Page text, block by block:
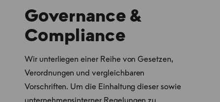
Governance &
Compliance
Wir unterliegen einer Reihe von Gesetzen,
Verordnungen und vergleichbaren
Vorschriften. Um die Einhaltung dieser sowie